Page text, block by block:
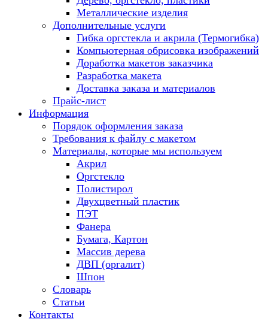
Металлические изделия
Дополнительные услуги
Гибка оргстекла и акрила (Термогибка)
Компьютерная обрисовка изображений
Доработка макетов заказчика
Разработка макета
Доставка заказа и материалов
Прайс-лист
Информация
Порядок оформления заказа
Требования к файлу c макетом
Материалы, которые мы используем
Акрил
Оргстекло
Полистирол
Двухцветный пластик
ПЭТ
Фанера
Бумага, Картон
Массив дерева
ДВП (оргалит)
Шпон
Словарь
Статьи
Контакты